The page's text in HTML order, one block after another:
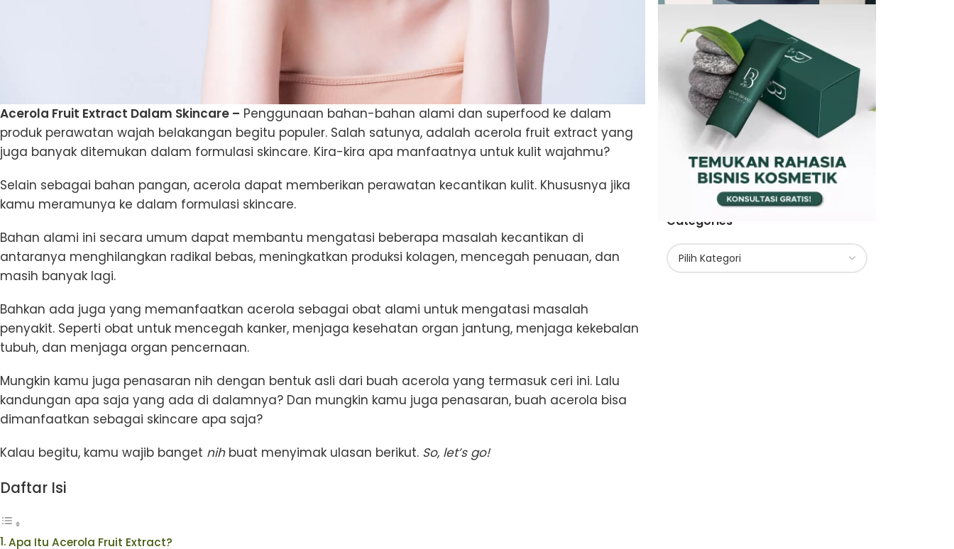
Acerola Fruit Extract Dalam Skincare – Penggunaan bahan-bahan alami dan superfood ke dalam
produk perawatan wajah belakangan begitu populer. Salah satunya, adalah acerola fruit extract yang
juga banyak ditemukan dalam formulasi skincare. Kira-kira apa manfaatnya untuk kulit wajahmu?
Selain sebagai bahan pangan, acerola dapat memberikan perawatan kecantikan kulit. Khususnya jika
kamu meramunya ke dalam formulasi skincare.
Bahan alami ini secara umum dapat membantu mengatasi beberapa masalah kecantikan di
antaranya menghilangkan radikal bebas, meningkatkan produksi kolagen, mencegah penuaan, dan
masih banyak lagi.
Bahkan ada juga yang memanfaatkan acerola sebagai obat alami untuk mengatasi masalah
penyakit. Seperti obat untuk mencegah kanker, menjaga kesehatan organ jantung, menjaga kekebalan
tubuh, dan menjaga organ pencernaan.
Mungkin kamu juga penasaran nih dengan bentuk asli dari buah acerola yang termasuk ceri ini. Lalu
kandungan apa saja yang ada di dalamnya? Dan mungkin kamu juga penasaran, buah acerola bisa
dimanfaatkan sebagai skincare apa saja?
Kalau begitu, kamu wajib banget nihbuat menyimak ulasan berikut. So, let’s go!
Daftar Isi
Apa Itu Acerola Fruit Extract?
Categories